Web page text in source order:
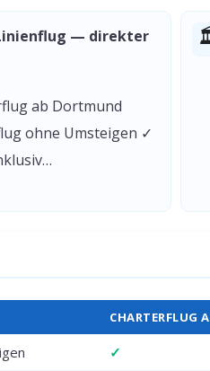
— direkter
ab Dortmund
ohne Umsteigen ✓
CHARTERFLUG
✓